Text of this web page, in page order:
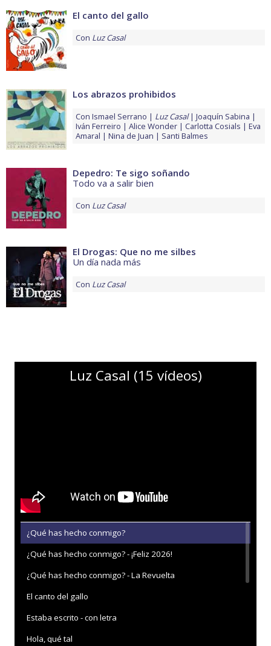
El canto del gallo
Con Luz Casal
Los abrazos prohibidos
Con Ismael Serrano Luz Casal
Joaquín Sabina
Iván Ferreiro
Alice Wonder Carlotta Cosials
Eva
Amaral
Nina de Juan Santi Balmes
Depedro: Te sigo soñando
Todo va a salir bien
Con Luz Casal
El Drogas: Que no me silbes
Un día nada más
Con Luz Casal
Luz Casal (15 vídeos)
¿Qué has hecho conmigo?
¿Qué has hecho conmigo? - ¡Feliz 2026!
¿Qué has hecho conmigo? - La Revuelta
El canto del gallo
Estaba escrito - con letra
Hola, qué tal